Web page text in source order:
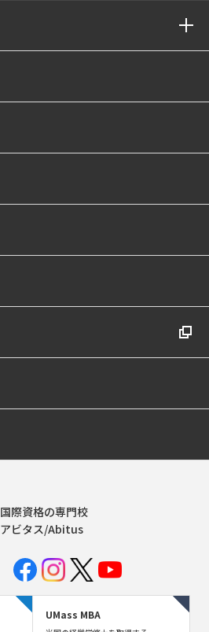
国際資格の専門校
アビタス/Abitus
UMass MBA